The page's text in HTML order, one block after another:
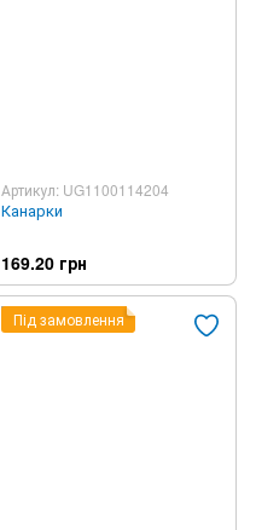
Артикул: UG1100114204
Канарки
169.20 грн
Під замовлення